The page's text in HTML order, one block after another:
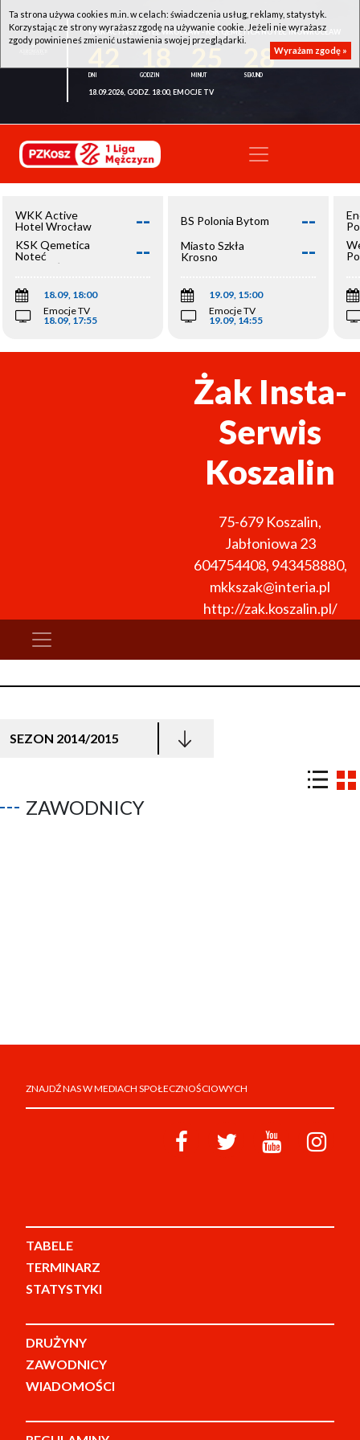
WKK ACTIVE HOTEL WROCŁAW - KSK QEMETICA NOTEĆ INOWROCŁAW
28
18.09.2026, GODZ. 18:00, EMOCJE TV
WKK Active
Hotel Wrocław
--
KSK Qemetica
Noteć
Inowrocław
--
18.09, 18:00
Emocje TV
18.09, 17:55
BS Polonia Bytom --
Miasto Szkła
Krosno
--
19.09, 15:00
Emocje TV
19.09, 14:55
Żak Insta-
Serwis
Koszalin
75-679 Koszalin,
Jabłoniowa 23
604754408, 943458880,
mkkszak@interia.pl
http://zak.koszalin.pl/
SEZON 2014/2015
ZAWODNICY
ZNAJDŹ NAS W MEDIACH SPOŁECZNOŚCIOWYCH
TABELE
TERMINARZ
STATYSTYKI
DRUŻYNY
ZAWODNICY
WIADOMOŚCI
Ta strona używa cookies m.in. w celach: świadczenia usług, reklamy, statystyk.
Korzystając ze strony wyrażasz zgodę na używanie cookie. Jeżeli nie wyrażasz
zgody powinieneś zmienić ustawienia swojej przeglądarki.
Wyrażam zgodę »